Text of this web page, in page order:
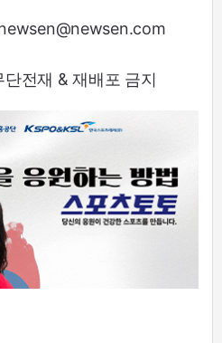
전재 & 재배포 금지